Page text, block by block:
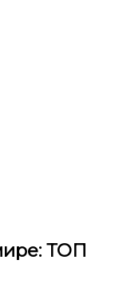
ТОП